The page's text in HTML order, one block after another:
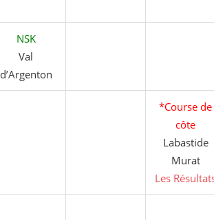
NSK
Val
d’Argenton
*Course de
côte
Labastide
Murat
Les